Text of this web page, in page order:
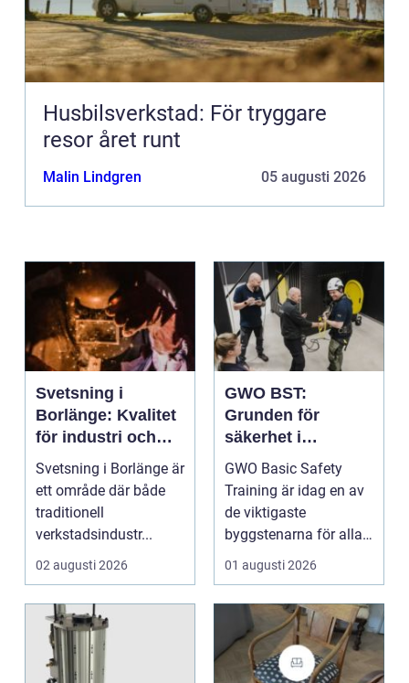
Husbilsverkstad: För tryggare
resor året runt
Malin Lindgren 05 augusti 2026
Svetsning i
Borlänge: Kvalitet
för industri och
konstruktion
Svetsning i Borlänge är
ett område där både
traditionell
verkstadsindustr...
02 augusti 2026
GWO BST:
Grunden för
säkerhet i
vindkraftsbransch
en
GWO Basic Safety
Training är idag en av
de viktigaste
byggstenarna för alla
som vill arbet...
01 augusti 2026